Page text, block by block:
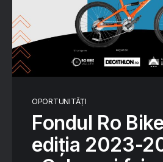
OPORTUNITĂȚI
Fondul Ro
ediția 2023-